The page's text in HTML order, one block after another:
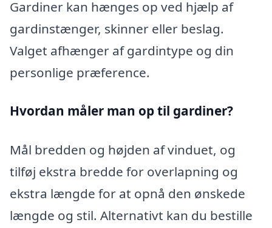
Gardiner kan hænges op ved hjælp af
gardinstænger, skinner eller beslag.
Valget afhænger af gardintype og din
personlige præference.
Hvordan måler man op til gardiner?
Mål bredden og højden af vinduet, og
tilføj ekstra bredde for overlapning og
ekstra længde for at opnå den ønskede
længde og stil. Alternativt kan du bestille